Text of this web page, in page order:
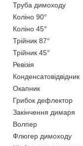
Труба димоходу
Коліно 90°
Коліно 45°
Трійник 87°
Трійник 45°
Ревізія
Конденсатовідвідник
Окапник
Грибок дефлектор
Закінчення димаря
Волпер
Флюгер димоходу